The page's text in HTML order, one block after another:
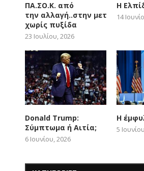
Υπόθεση Πελικό
20 Δεκεμβρίου, 2024
ΠΑ.ΣΟ.Κ. από
την αλλαγή..στην μετατόπιση
χωρίς πυξίδα
23 Ιουλίου, 2026
Η
14
Donald Trump:
Σύμπτωμα ή Αιτία;
6 Ιουνίου, 2026
Η
5